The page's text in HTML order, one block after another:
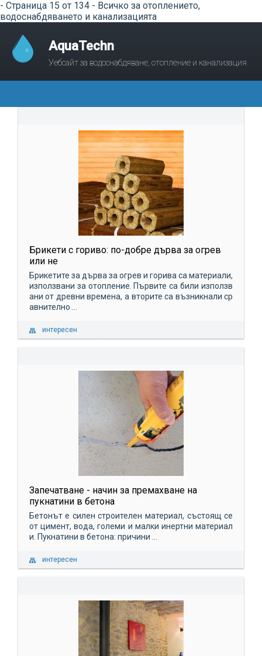
- Страница 15 от 134 - Всичко за отоплението,
водоснабдяването и канализацията
AquaTechn
Уебсайт за водоснабдяване, отопление и канализация
Брикети с гориво: по-добре дърва за огрев
или не
Брикетите за дърва за огрев и горива са материали,
използвани за отопление. Първите са били използв
ани от древни времена, а вторите са възникнали ср
авнително ...
интересен
Запечатване - начин за премахване на
пукнатини в бетона
Бетонът е силен строителен материал, състоящ се
от цимент, вода, големи и малки инертни материал
и. Пукнатини в бетона: причини ...
интересен